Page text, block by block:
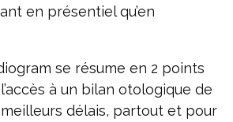
en présentiel qu’en
se résume en 2 points
à un bilan otologique de
délais, partout et pour